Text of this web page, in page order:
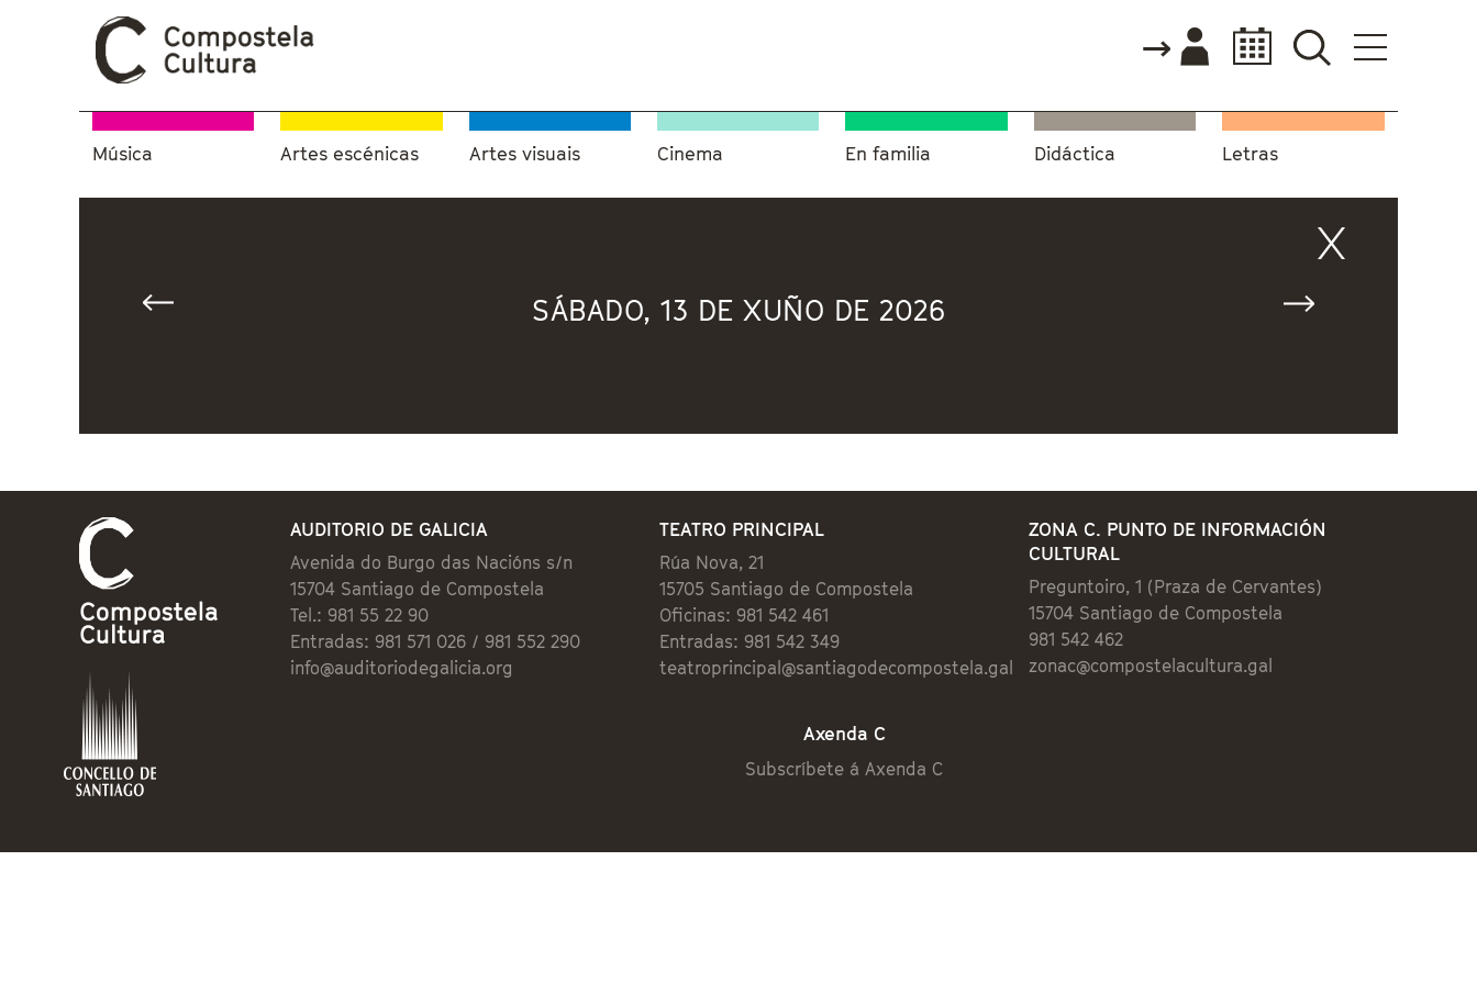
Música Artes escénicas Artes visuais Cinema En familia Didáctica Letras
SÁBADO, 13 DE XUÑO DE 2026
AUDITORIO DE GALICIA
Avenida do Burgo das Nacións s/n
15704 Santiago de Compostela
Tel.: 981 55 22 90
Entradas: 981 571 026 / 981 552 290
info@auditoriodegalicia.org
TEATRO PRINCIPAL
Rúa Nova, 21
15705 Santiago de Compostela
Oficinas: 981 542 461
Entradas: 981 542 349
teatroprincipal@santiagodecompostela.gal
ZONA C. PUNTO DE INFORMACIÓN
CULTURAL
Preguntoiro, 1 (Praza de Cervantes)
15704 Santiago de Compostela
981 542 462
zonac@compostelacultura.gal
Axenda C
Subscríbete á Axenda C